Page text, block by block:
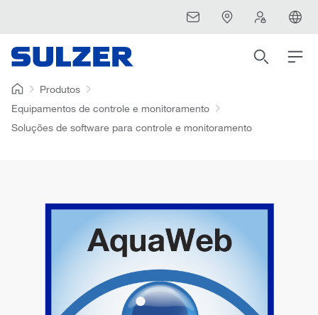
Produtos
Equipamentos de controle e monitoramento
Soluções de software para controle e monitoramento